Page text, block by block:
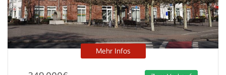
Mehr Infos